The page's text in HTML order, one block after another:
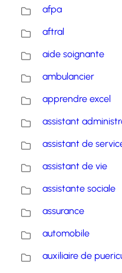
afpa
aftral
aide soignante
ambulancier
apprendre excel
assistant
assistant de
assistant de vie
assistante sociale
assurance
automobile
auxiliaire de